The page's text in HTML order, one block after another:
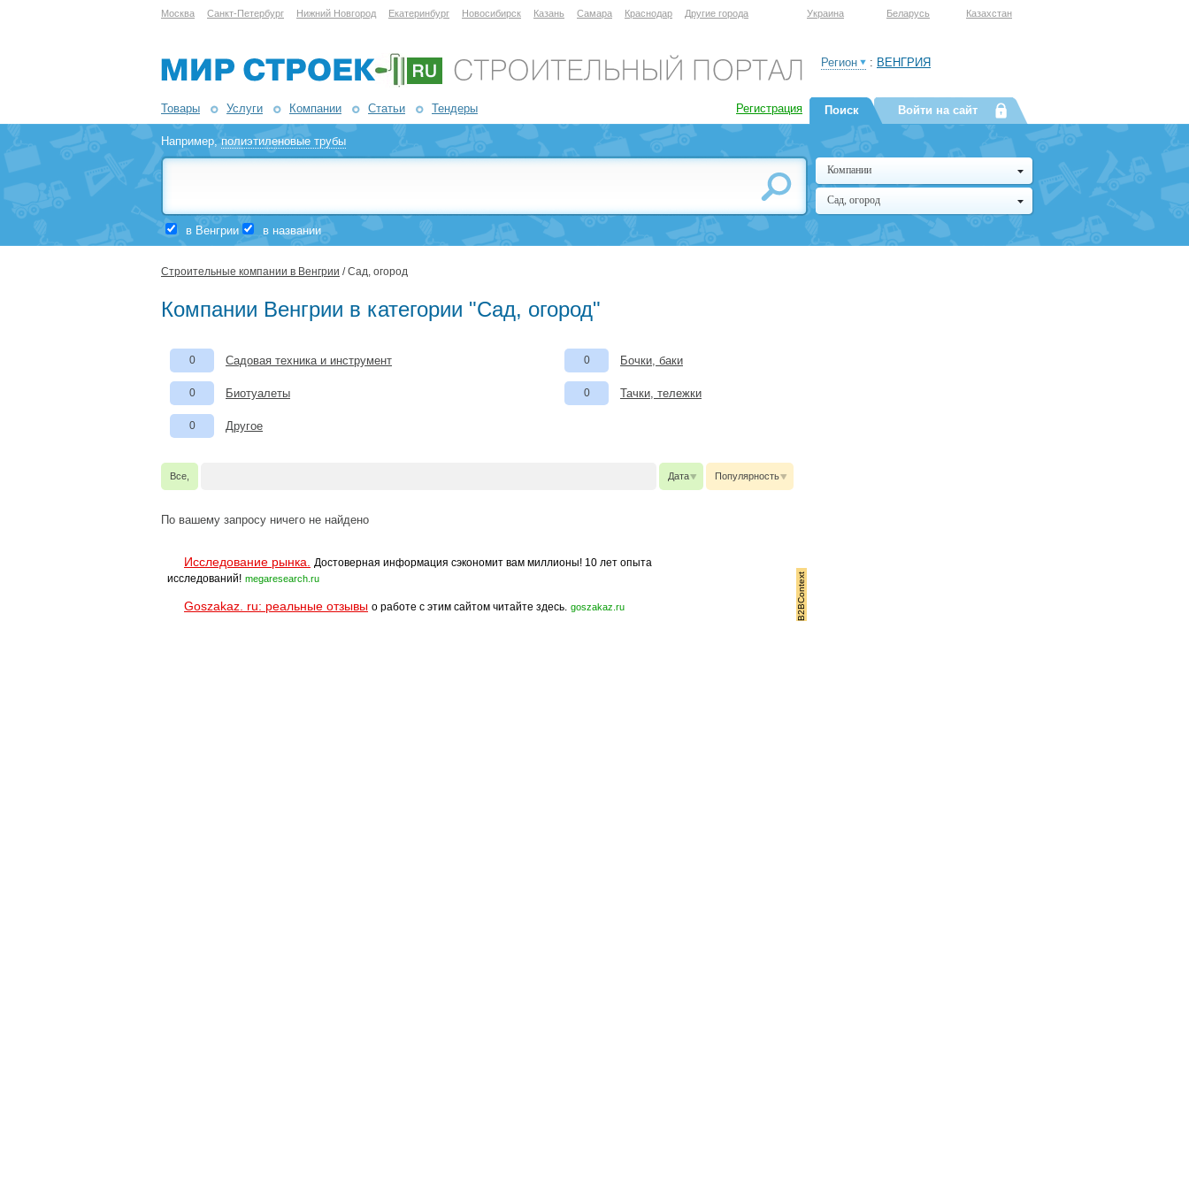
Москва Санкт-Петербург Нижний Новгород Екатеринбург Новосибирск Казань Самара Краснодар Другие города Украина Беларусь Казахстан
Товары Услуги Компании Статьи Тендеры Регистрация
Регион : ВЕНГРИЯ
Например,полиэтиленовые трубы
в Венгрии в названии
Поиск Войти на сайт
Компании
Сад, огород
Строительные компании в Венгрии / Сад, огород
Компании Венгрии в категории "Сад, огород"
0 Садовая техника и инструмент 0 Бочки, баки
0 Биотуалеты 0 Тачки, тележки
0 Другое
Все, Дата Популярность
По вашему запросу ничего не найдено
Исследование рынка.
Достоверная информация сэкономит вам миллионы! 10 лет опыта
исследований! megaresearch.ru
Goszakaz. ru: реальные отзывы о работе с этим сайтом читайте здесь. goszakaz.ru